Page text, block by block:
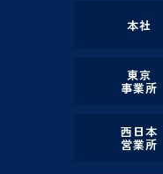
本社
東京
事業所
西日本
営業所